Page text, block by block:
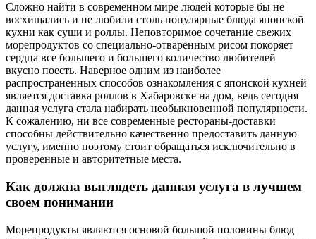
Сложно найти в современном мире людей которые бы не
восхищались и не любили столь популярные блюда японской
кухни как суши и роллы. Неповторимое сочетание свежих
морепродуктов со специально-отваренным рисом покоряет
сердца все большего и большего количество любителей
вкусно поесть. Наверное одним из наиболее
распространенных способов ознакомления с японской кухней
является доставка роллов в Хабаровске на дом, ведь сегодня
данная услуга стала набирать необыкновенной популярности.
К сожалению, ни все современные рестораны-доставки
способны действительно качественно предоставить данную
услугу, именно поэтому стоит обращаться исключительно в
проверенные и авторитетные места.
Как должна выглядеть данная услуга в лучшем
своем понимании
Морепродукты являются основой большой половины блюд